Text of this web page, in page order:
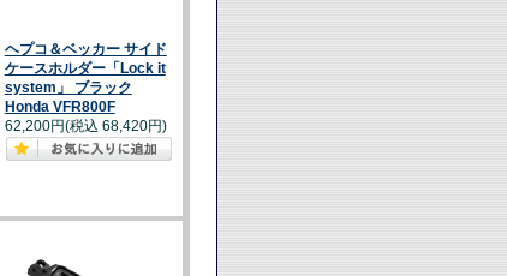
ヘプコ＆ベッカー サイド
ケースホルダー「Lock it
system」 ブラック
Honda VFR800F
62,200円(税込 68,420円)